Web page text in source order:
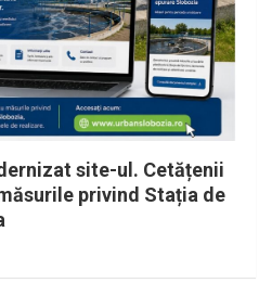
site-ul. Cetățenii
privind Stația de